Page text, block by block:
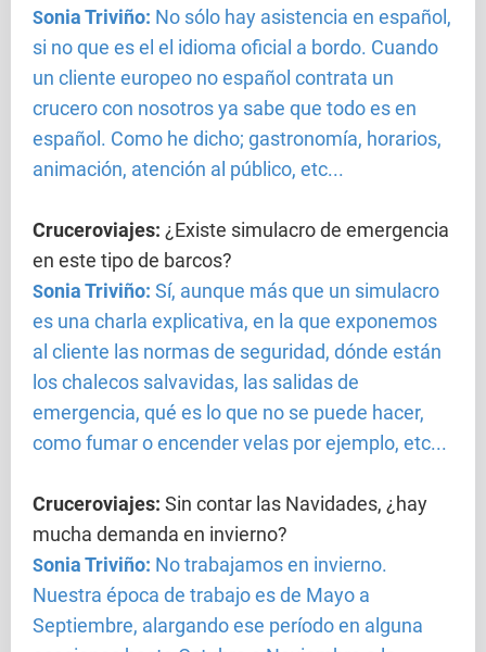
Sonia Triviño: No sólo hay asistencia en español,
si no que es el el idioma oficial a bordo. Cuando
un cliente europeo no español contrata un
crucero con nosotros ya sabe que todo es en
español. Como he dicho; gastronomía, horarios,
animación, atención al público, etc...
Cruceroviajes: ¿Existe simulacro de emergencia
en este tipo de barcos?
Sonia Triviño: Sí, aunque más que un simulacro
es una charla explicativa, en la que exponemos
al cliente las normas de seguridad, dónde están
los chalecos salvavidas, las salidas de
emergencia, qué es lo que no se puede hacer,
como fumar o encender velas por ejemplo, etc...
Cruceroviajes: Sin contar las Navidades, ¿hay
mucha demanda en invierno?
Sonia Triviño: No trabajamos en invierno.
Nuestra época de trabajo es de Mayo a
Septiembre, alargando ese período en alguna